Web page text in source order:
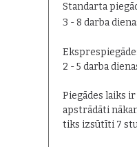
Standarta
3 - 8 darba
Eksprespiegāde:
2 - 5 darba
Piegādes laiks
apstrādāti
tiks izsūtīti 7